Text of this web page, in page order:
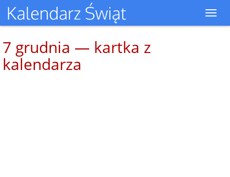
7 grudnia — kartka z
kalendarza